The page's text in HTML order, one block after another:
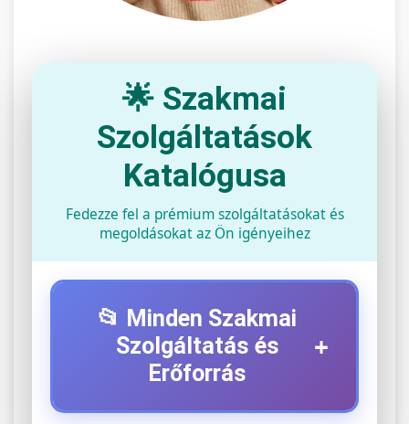
🌟 Szakmai
Szolgáltatások
Katalógusa
Fedezze fel a prémium szolgáltatásokat és
megoldásokat az Ön igényeihez
📂 Minden Szakmai
Szolgáltatás és
Erőforrás
+